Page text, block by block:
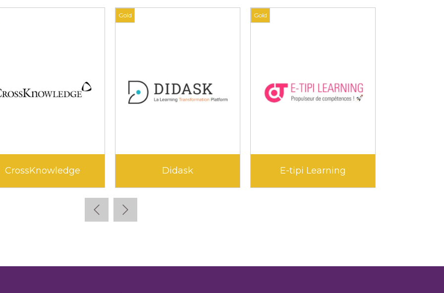
CrossKnowledge
Gold
Didask
Gold
E-tipi Learning